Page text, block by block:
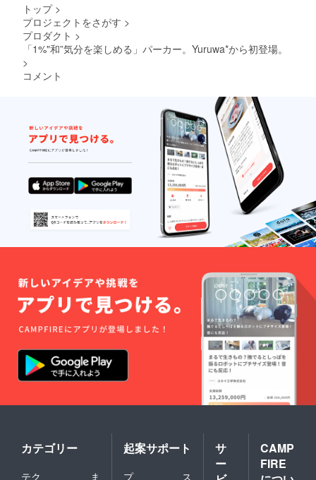
トップ >
プロジェクトをさがす >
プロダクト >
「1%"和”気分を楽しめる」パーカー。Yuruwa*から初登場。
>
コメント
カテゴリー
テク
ま
起案サポート
プ
ス
サ
ー
CAMP
FIRE